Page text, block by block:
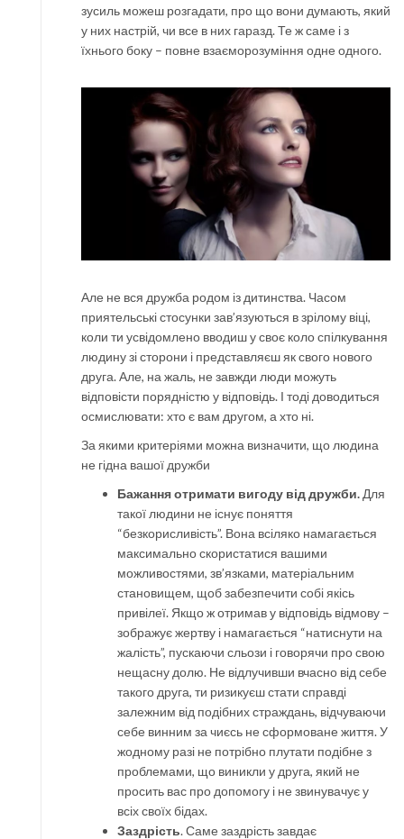
зусиль можеш розгадати, про що вони думають, який
у них настрій, чи все в них гаразд. Те ж саме і з
їхнього боку – повне взаєморозуміння одне одного.
Але не вся дружба родом із дитинства. Часом
приятельські стосунки зав’язуються в зрілому віці,
коли ти усвідомлено вводиш у своє коло спілкування
людину зі сторони і представляєш як свого нового
друга. Але, на жаль, не завжди люди можуть
відповісти порядністю у відповідь. І тоді доводиться
осмислювати: хто є вам другом, а хто ні.
За якими критеріями можна визначити, що людина
не гідна вашої дружби
Бажання отримати вигоду від дружби. Для
такої людини не існує поняття
“безкорисливість”. Вона всіляко намагається
максимально скористатися вашими
можливостями, зв’язками, матеріальним
становищем, щоб забезпечити собі якісь
привілеї. Якщо ж отримав у відповідь відмову –
зображує жертву і намагається “натиснути на
жалість”, пускаючи сльози і говорячи про свою
нещасну долю. Не відлучивши вчасно від себе
такого друга, ти ризикуєш стати справді
залежним від подібних страждань, відчуваючи
себе винним за чиєсь не сформоване життя. У
жодному разі не потрібно плутати подібне з
проблемами, що виникли у друга, який не
просить вас про допомогу і не звинувачує у
всіх своїх бідах.
Заздрість. Саме заздрість завдає